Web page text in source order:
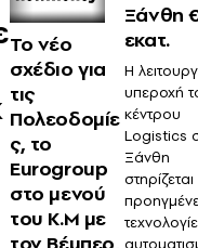
Το νέο
σχέδιο για
τις
Πολεοδομίε
ς, το
Eurogroup
στο μενού
του Κ.Μ με
Ξάνθη
εκατ.
H
υπεροχή
κέντρου
Logistics
Ξάνθη